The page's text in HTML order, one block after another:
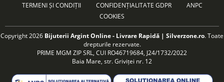
TERMENI ȘI CONDIȚII CONFIDENȚIALITATE GDPR
ANPC
COOKIES
Copyright 2026 Bijuterii Argint Online - Livrare Rapidă | Silverzone.ro. Toate
drepturile rezervate.
PRIME MGM ZIP SRL, CUI RO46719684, J24/1732/2022
Baia Mare, str. Griviței nr. 12